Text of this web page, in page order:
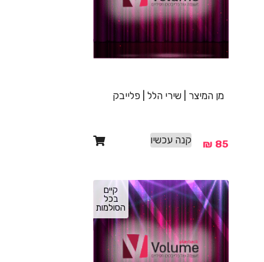
מן המיצר | שירי הלל | פלייבק
₪ 85 קנה עכשיו
קיים
בכל
הסולמות